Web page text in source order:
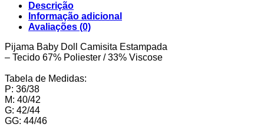
Descrição
Informação adicional
Avaliações (0)
Pijama Baby Doll Camisita Estampada
– Tecido 67% Poliester / 33% Viscose
Tabela de Medidas:
P: 36/38
M: 40/42
G: 42/44
GG: 44/46